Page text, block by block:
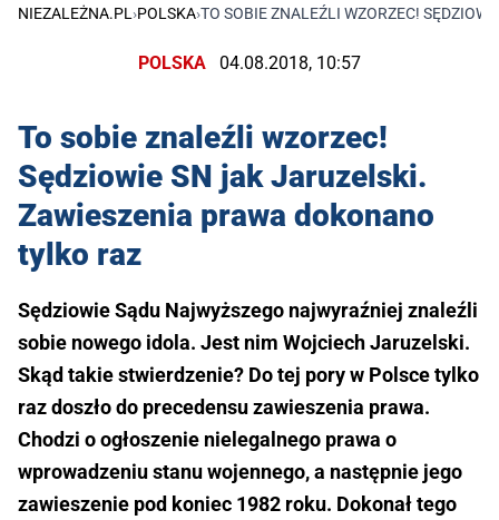
NIEZALEŻNA.PL›POLSKA›TO SOBIE ZNALEŹLI WZORZEC!
POLSKA 04.08.2018, 10:57
To sobie znaleźli wzorzec!
Sędziowie SN jak Jaruzelski.
Zawieszenia prawa dokonano
tylko raz
Sędziowie Sądu Najwyższego najwyraźniej znaleźli
sobie nowego idola. Jest nim Wojciech Jaruzelski.
Skąd takie stwierdzenie? Do tej pory w Polsce tylko
raz doszło do precedensu zawieszenia prawa.
Chodzi o ogłoszenie nielegalnego prawa o
wprowadzeniu stanu wojennego, a następnie jego
zawieszenie pod koniec 1982 roku. Dokonał tego